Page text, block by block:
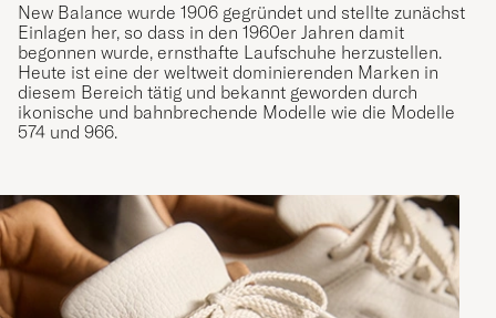
New Balance wurde 1906 gegründet und stellte zunächst
Einlagen her, so dass in den 1960er Jahren damit
begonnen wurde, ernsthafte Laufschuhe herzustellen.
Heute ist eine der weltweit dominierenden Marken in
diesem Bereich tätig und bekannt geworden durch
ikonische und bahnbrechende Modelle wie die Modelle
574 und 966.